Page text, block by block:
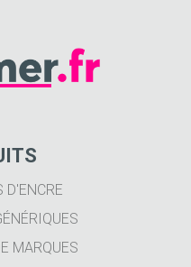
D'ENCRE
MARQUES